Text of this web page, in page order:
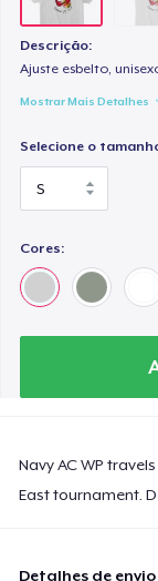
Descrição:
Ajuste esbelto,
Mostrar Mais Detalhes
Selecione o
Cores:
Navy AC WP
East tournament.
Detalhes de envio